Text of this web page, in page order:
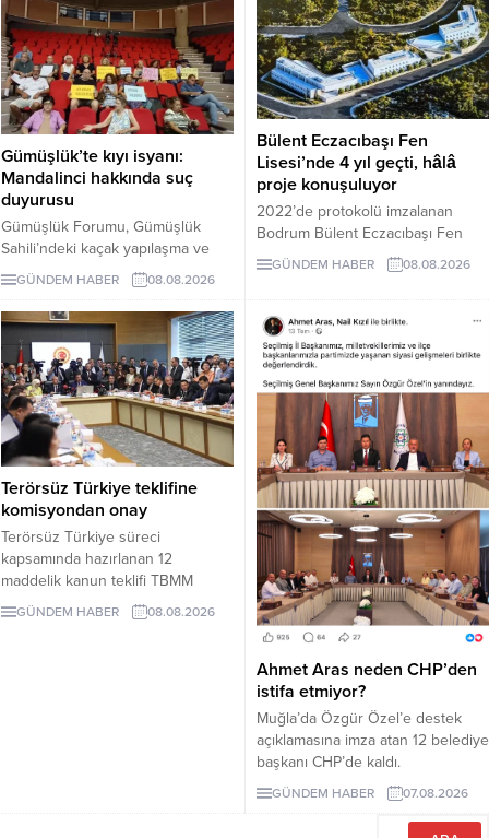
Gümüşlük’te kıyı isyanı:
Mandalinci hakkında suç
duyurusu
Gümüşlük Forumu, Gümüşlük
Sahili’ndeki kaçak yapılaşma ve
Çayıraltı Halk Plajı’ndaki işgal
iddiaları nedeniyle Bodrum
Belediye Başkanı Tamer
Mandalinci hakkında suç
duyurusunda bulundu.
GÜNDEM HABER 08.08.2026
Bülent Eczacıbaşı Fen
Lisesi’nde 4 yıl geçti, hâlâ
proje konuşuluyor
2022’de protokolü imzalanan
Bodrum Bülent Eczacıbaşı Fen
Lisesi için dört yıl sonra hâlâ proje
süreci görüşülüyor. Okulun ne
kabul edeceği belirsiz.
GÜNDEM HABER 08.08.2026
Terörsüz Türkiye teklifine
komisyondan onay
Terörsüz Türkiye süreci
kapsamında hazırlanan 12
maddelik kanun teklifi TBMM
Adalet Komisyonunda kabul edildi.
Teklif 5 ve 10 yıllık erteleme
GÜNDEM HABER 08.08.2026
Ahmet Aras neden CHP’den
istifa etmiyor?
Muğla’da Özgür Özel’e destek
açıklamasına imza atan 12 belediye
başkanı CHP’de kaldı.
Milletvekilleri Yeni Parti’ye
geçerken belediye başkanlarının
tutumu ve CHP yönetiminin
GÜNDEM HABER 07.08.2026